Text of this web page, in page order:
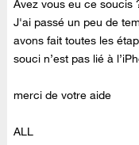
Avez vous eu ce soucis
J'ai passé un peu de
avons fait toutes les
souci n’est pas lié à
merci de votre aide
ALL